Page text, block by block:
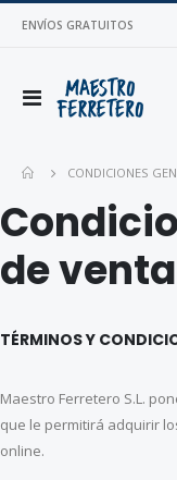
ENVÍOS GRATUITOS
Toggle
Nav
CONDICIONES
de venta
TÉRMINOS Y
Maestro Ferretero S.L.
que le permitirá adquirir
online.